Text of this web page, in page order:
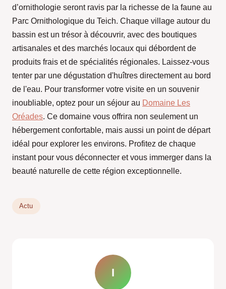
d’ornithologie seront ravis par la richesse de la faune au
Parc Ornithologique du Teich. Chaque village autour du
bassin est un trésor à découvrir, avec des boutiques
artisanales et des marchés locaux qui débordent de
produits frais et de spécialités régionales. Laissez-vous
tenter par une dégustation d'huîtres directement au bord
de l'eau. Pour transformer votre visite en un souvenir
inoubliable, optez pour un séjour au Domaine Les
Oréades. Ce domaine vous offrira non seulement un
hébergement confortable, mais aussi un point de départ
idéal pour explorer les environs. Profitez de chaque
instant pour vous déconnecter et vous immerger dans la
beauté naturelle de cette région exceptionnelle.
Actu
I